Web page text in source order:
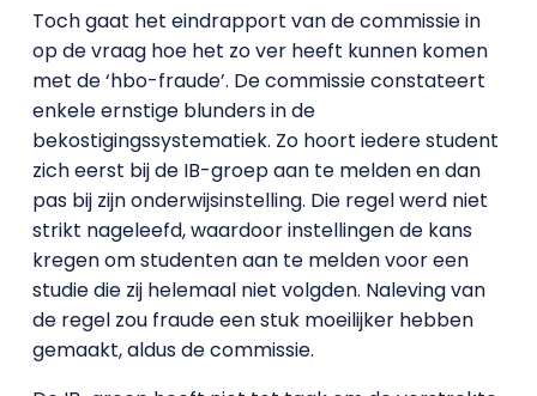
Toch gaat het eindrapport van de commissie in
op de vraag hoe het zo ver heeft kunnen komen
met de ‘hbo-fraude’. De commissie constateert
enkele ernstige blunders in de
bekostigingssystematiek. Zo hoort iedere student
zich eerst bij de IB-groep aan te melden en dan
pas bij zijn onderwijsinstelling. Die regel werd niet
strikt nageleefd, waardoor instellingen de kans
kregen om studenten aan te melden voor een
studie die zij helemaal niet volgden. Naleving van
de regel zou fraude een stuk moeilijker hebben
gemaakt, aldus de commissie.